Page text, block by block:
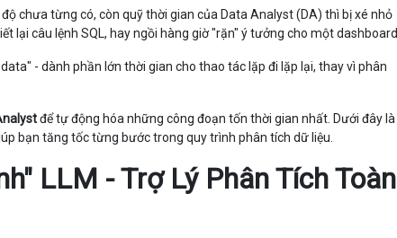
chưa từng có, còn quỹ thời gian của Data Analyst (DA) thì bị xé nhỏ
lại câu lệnh SQL, hay ngồi hàng giờ "rặn" ý tưởng cho một dashboard.
- dành phần lớn thời gian cho thao tác lặp đi lặp lại, thay vì phân
để tự động hóa những công đoạn tốn thời gian nhất. Dưới đây là
bạn tăng tốc từng bước trong quy trình phân tích dữ liệu.
LLM - Trợ Lý Phân Tích Toàn